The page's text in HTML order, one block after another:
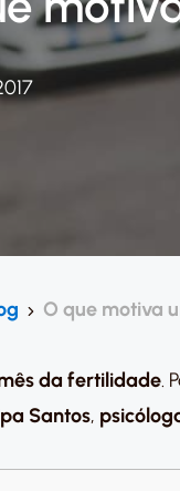
O que motiva
da fertilidade.
Santos,